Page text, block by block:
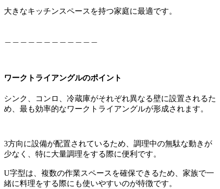
大きなキッチンスペースを持つ家庭に最適です。
ワークトライアングルのポイント
シンク、コンロ、冷蔵庫がそれぞれ異なる壁に設置されるた
め、最も効率的なワークトライアングルが形成されます。
3方向に設備が配置されているため、調理中の無駄な動きが
少なく、特に大量調理をする際に便利です。
U字型は、複数の作業スペースを確保できるため、家族で一
緒に料理をする際にも使いやすいのが特徴です。